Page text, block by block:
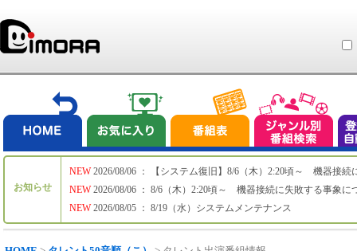
お知らせ
NEW
NEW
NEW
2026/08/06 ： 【システム復旧】8/6（木）2:20頃～ 機器接続
2026/08/06 ： 8/6（木）2:20頃～ 機器接続に失敗する事象に
2026/08/05 ： 8/19（水）システムメンテナンス